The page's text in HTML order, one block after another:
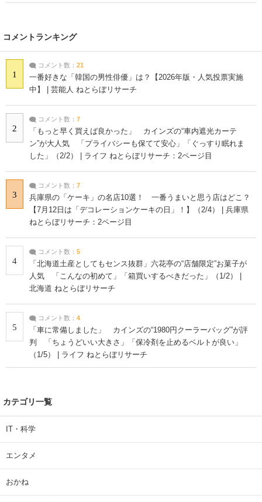
コメントランキング
1
コメント数： 21
一番好きな「韓国の男性俳優」は？【2026年版・人気投票実施
中】 | 芸能人 ねとらぼリサーチ
2
コメント数： 7
「もっと早く買えば良かった」 カインズの“車内遮光カーテ
ン”が大人気 「プライバシーも保てて安心」「ぐっすり眠れま
した」（2/2） | ライフ ねとらぼリサーチ：2ページ目
3
コメント数： 7
兵庫県の「ケーキ」の名店10選！ 一番うまいと思う店はどこ？
【7月12日は「デコレーションケーキの日」！】（2/4） | 兵庫県
ねとらぼリサーチ：2ページ目
4
コメント数： 5
「北海道土産としてもセンス抜群」六花亭の“店舗限定”お菓子が
人気 「こんなの初めて」「箱買いするべきだった」（1/2） |
北海道 ねとらぼリサーチ
5
コメント数： 4
「車に常備しました」 カインズの“1980円クーラーバッグ”が評
判 「ちょうどいい大きさ」「保冷剤を止めるベルトが良い」
（1/5） | ライフ ねとらぼリサーチ
カテゴリ一覧
IT・科学
エンタメ
おかね